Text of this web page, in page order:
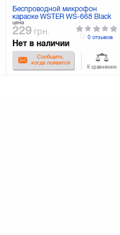
Беспроводной микрофон
караоке WSTER WS-668 Black
цена
229 грн.
Нет в наличии
Сообщите,
когда появится
0 отзывов
К сравнению